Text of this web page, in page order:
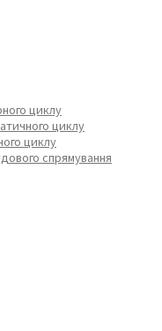
циклу
циклу
циклу
спрямування